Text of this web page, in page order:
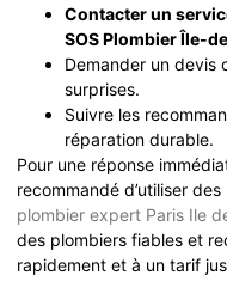
Contacter un
SOS Plombier Île-
Demander un devis
surprises.
Suivre les
réparation durable.
Pour une réponse
recommandé d’utiliser
plombier expert Paris Ile
des plombiers fiables et
rapidement et à un tarif